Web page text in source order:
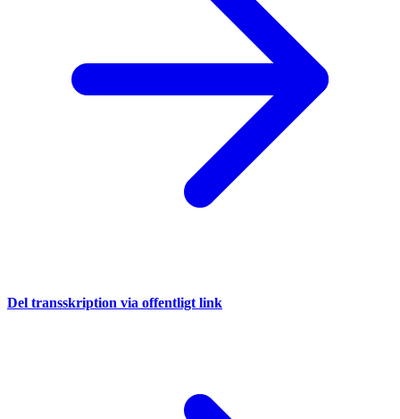
Del transskription via offentligt link